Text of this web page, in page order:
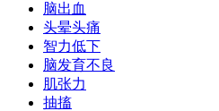
脑出血
头晕头痛
智力低下
脑发育不良
肌张力
抽搐